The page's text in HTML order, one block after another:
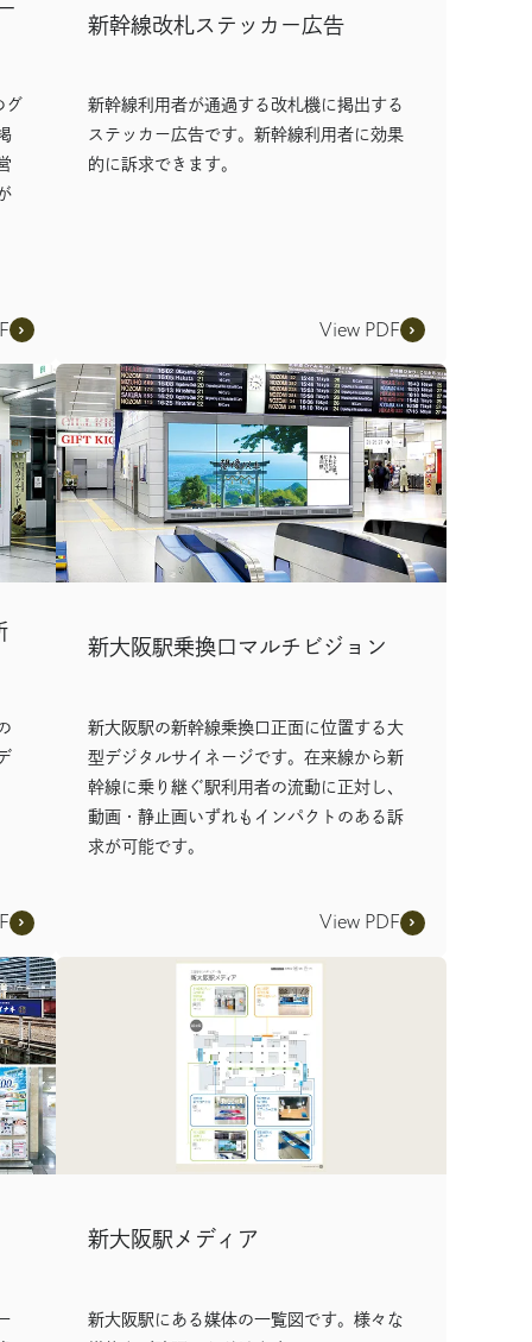
グ
新幹線改札ステッカー広告
新幹線利用者が通過する改札機に掲出する
ステッカー広告です。新幹線利用者に効果
的に訴求できます。
View PDF
新大阪駅乗換口マルチビジョン
新大阪駅の新幹線乗換口正面に位置する大
型デジタルサイネージです。在来線から新
幹線に乗り継ぐ駅利用者の流動に正対し、
動画・静止画いずれもインパクトのある訴
求が可能です。
View PDF
新大阪駅メディア
新大阪駅にある媒体の一覧図です。様々な